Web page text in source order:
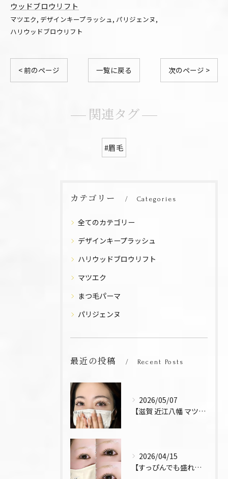
ウッドブロウリフト
マツエク デザインキープラッシュ パリジェンヌ
ハリウッドブロウリフト
< 前のページ 一覧に戻る 次のページ >
関連タグ
#眉毛
カテゴリー Categories
全てのカテゴリー
デザインキープラッシュ
ハリウッドブロウリフト
マツエク
まつ毛パーマ
パリジェンヌ
最近の投稿 Recent Posts
2026/05/07
【滋賀 近江八幡 マツエク デザインキープラッシュ 束感 お...
2026/04/15
【すっぴんでも盛れるまつ毛 まつパ 近江八幡 上下パーマ】